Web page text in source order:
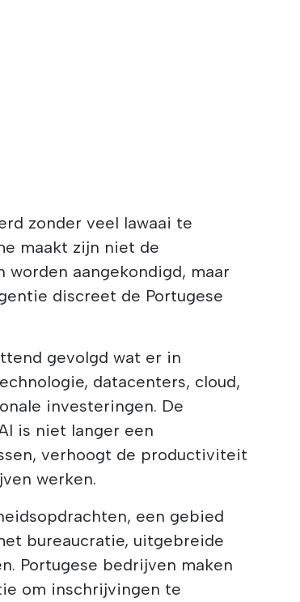
zonder veel lawaai te
maakt zijn niet de
aangekondigd, maar
discreet de Portugese
gevolgd wat er in
datacenters, cloud,
investeringen. De
is niet langer een
verhoogt de productiviteit
werken.
een gebied
bureaucratie, uitgebreide
Portugese bedrijven maken
om inschrijvingen te